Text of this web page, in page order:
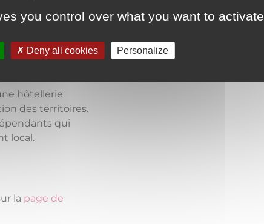
saison.
activité. Vous
180 fournisseurs
hôtellerie
des territoires.
qui
local.
la page de
you control over what you want to activate
Deny all cookies Personalize